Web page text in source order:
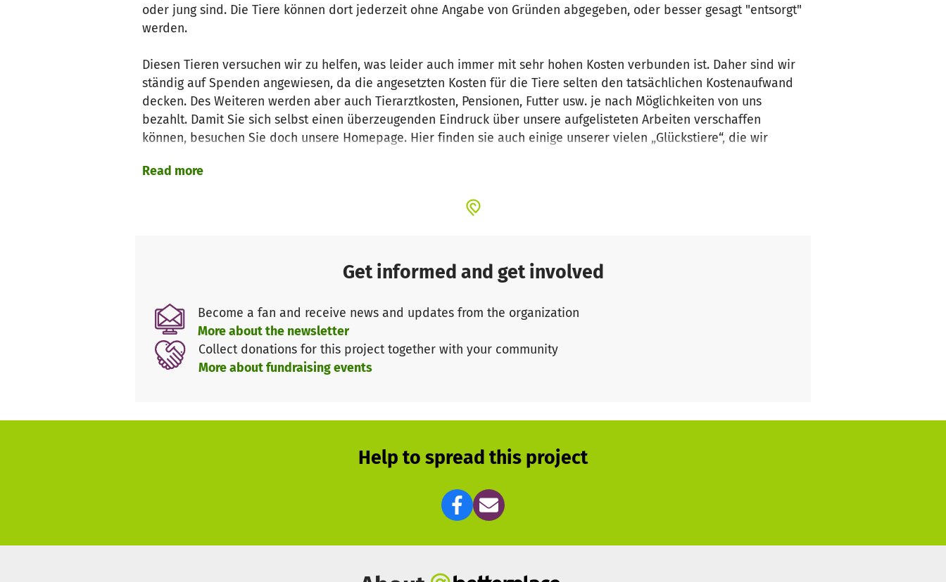
oder jung sind. Die Tiere können dort jederzeit ohne Angabe von Gründen abgegeben, oder besser gesagt "entsorgt"
werden.
Diesen Tieren versuchen wir zu helfen, was leider auch immer mit sehr hohen Kosten verbunden ist. Daher sind wir
ständig auf Spenden angewiesen, da die angesetzten Kosten für die Tiere selten den tatsächlichen Kostenaufwand
decken. Des Weiteren werden aber auch Tierarztkosten, Pensionen, Futter usw. je nach Möglichkeiten von uns
bezahlt. Damit Sie sich selbst einen überzeugenden Eindruck über unsere aufgelisteten Arbeiten verschaffen
können, besuchen Sie doch unsere Homepage. Hier finden sie auch einige unserer vielen „Glückstiere“, die wir
kleine Spende unterstützen würden.
Herzlichen Dank im Namen der vielen allein gelassenen Tiere!
Read more
Get informed and get involved
Become a fan and receive news and updates from the organization
More about the newsletter
Collect donations for this project together with your community
More about fundraising events
Help to spread this project